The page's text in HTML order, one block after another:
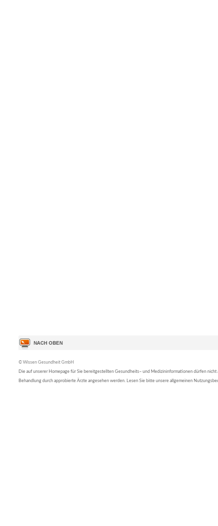
© Wissen Gesundheit GmbH
Die auf unserer Homepage für Sie bereitgestellten Gesundheits– und Medizininformationen dürfen nicht
Behandlung durch approbierte Ärzte angesehen werden. Lesen Sie bitte unsere allgemeinen